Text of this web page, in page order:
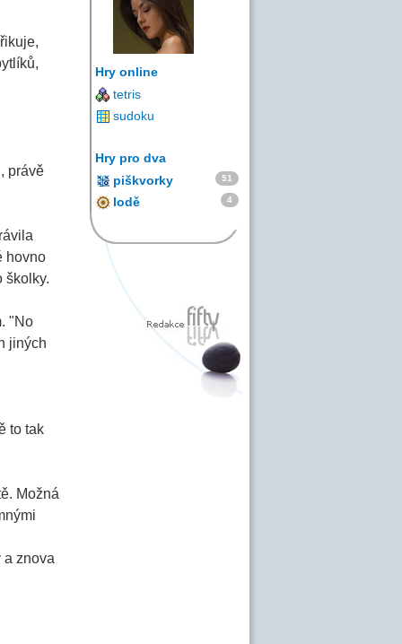
právě
hovno
školky.
"No
jiných
to tak
Možná
a znova
Hry online
tetris
sudoku
Hry pro dva
piškvorky
51
lodě 4